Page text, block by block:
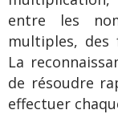
entre les
multiples, des
La
de résoudre
effectuer